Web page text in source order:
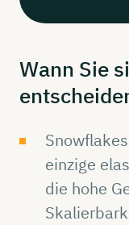
Wann Sie
einzige
die hohe